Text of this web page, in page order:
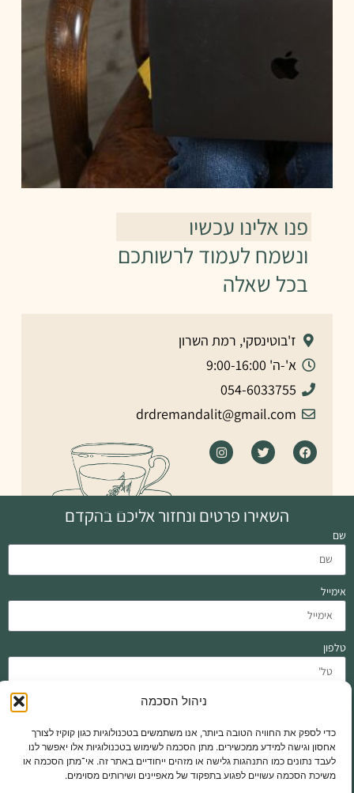
ניהול הסכמה
כדי לספק את החוויה הטובה ביותר, אנו משתמשים בטכנולוגיות כגון קוקיז לצורך
אחסון וגישה למידע ממכשירים. מתן הסכמה לשימוש בטכנולוגיות אלו יאפשר לנו
לעבד נתונים כמו התנהגות גלישה או מזהים ייחודיים באתר זה. אי־מתן הסכמה או
משיכת הסכמה עשויים לפגוע בתפקוד של מאפיינים ושירותים מסוימים.
פנו אלינו עכשיו
ונשמח לעמוד לרשותכם
בכל שאלה
ז'בוטינסקי, רמת השרון
א'-ה' 9:00-16:00
054-6033755
drdremandalit@gmail.com
השאירו פרטים ונחזור אליכם בהקדם
שם
אימייל
טלפון